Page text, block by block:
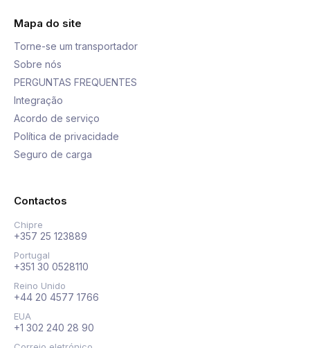
Mapa do site
Torne-se um transportador
Sobre nós
PERGUNTAS FREQUENTES
Integração
Acordo de serviço
Política de privacidade
Seguro de carga
Contactos
Chipre
+357 25 123889
Portugal
+351 30 0528110
Reino Unido
+44 20 4577 1766
EUA
+1 302 240 28 90